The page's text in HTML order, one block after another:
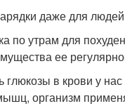
даже для
по утрам для
ее
глюкозы в крови у
организм